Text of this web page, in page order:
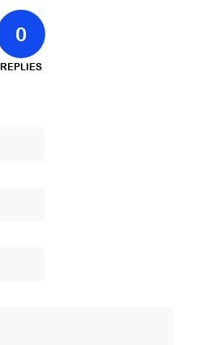
0
REPLIES